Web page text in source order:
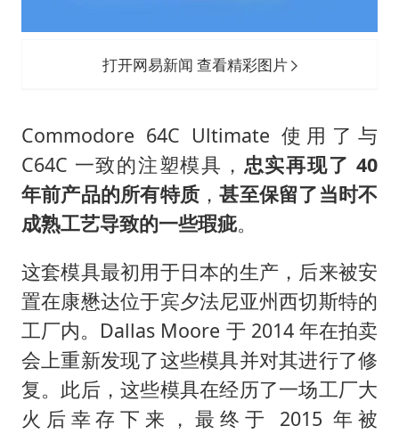
打开网易新闻 查看精彩图片
Commodore 64C Ultimate 使用了与
C64C 一致的注塑模具， 忠实再现了 40
年前产品的所有特质 ，甚至保留了当时不
成熟工艺导致的一些瑕疵。
这套模具最初用于日本的生产，后来被安
置在康懋达位于宾夕法尼亚州西切斯特的
工厂内。Dallas Moore 于 2014 年在拍卖
会上重新发现了这些模具并对其进行了修
复。此后，这些模具在经历了一场工厂大
火后幸存下来，最终于 2015 年被